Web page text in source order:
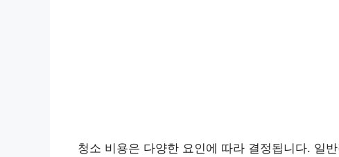
청소 비용은 다양한 요인에 따라 결정됩니다. 일